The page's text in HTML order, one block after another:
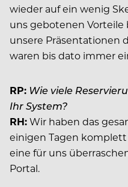
wieder auf ein wenig
uns gebotenen
unsere Präsentationen
waren bis dato immer
RP: Wie viele
Ihr System?
RH:Wir haben das
einigen Tagen
eine für uns
Portal.